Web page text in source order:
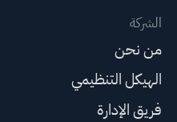
الشركة
من نحن
الهيكل التنظيمي
فريق الإدارة